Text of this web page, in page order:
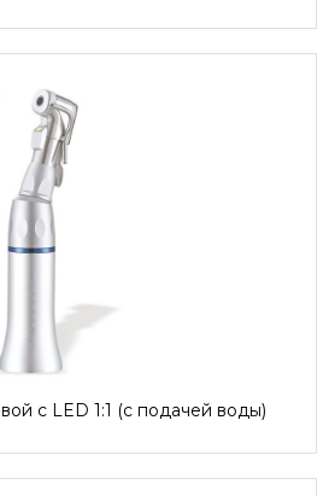
с LED 1:1 (с подачей воды)